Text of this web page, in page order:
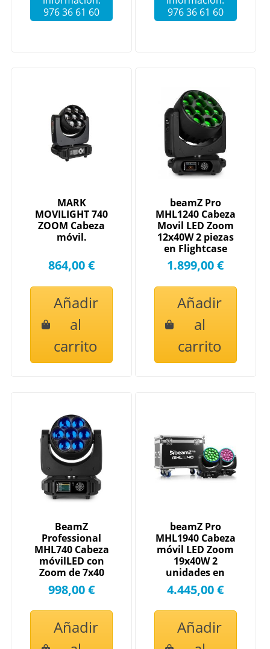
976 36 61 60
976 36 61 60
MARK
MOVILIGHT 740
ZOOM Cabeza
móvil.
864,00 €
Añadir
al
carrito
beamZ Pro
MHL1240 Cabeza
Movil LED Zoom
12x40W 2 piezas
en Flightcase
150101
1.899,00 €
Añadir
al
carrito
BeamZ
Professional
MHL740 Cabeza
móvilLED con
Zoom de 7x40
vatios
998,00 €
Añadir
beamZ Pro
MHL1940 Cabeza
móvil LED Zoom
19x40W 2
unidades en
Flightcase
150105
4.445,00 €
Añadir